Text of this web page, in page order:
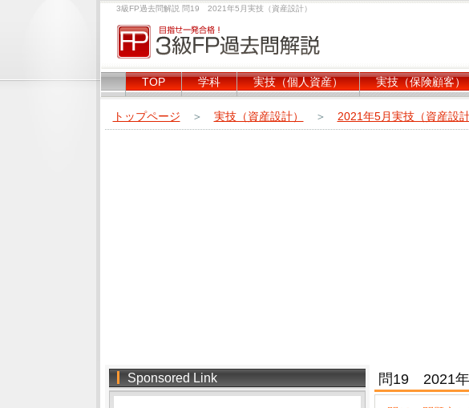
3級FP過去問解説 問19 2021年5月実技（資産設計）
TOP 学科 実技（個人資産） 実技（保険顧客）
トップページ ＞ 実技（資産設計） ＞ 2021年5月実技（資産設計
問19 2021年
Sponsored Link